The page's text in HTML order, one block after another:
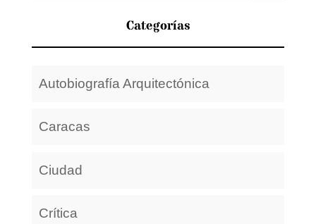
Categorías
Autobiografía Arquitectónica
Caracas
Ciudad
Crítica